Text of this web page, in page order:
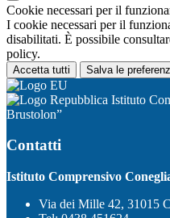
Cookie necessari per il
I cookie necessari per il
disabilitati. È possibile
policy.
Accetta tutti Salva le
Istituto
Brustolon”
Contatti
Istituto Comprensivo
Via dei Mille 42, 31015